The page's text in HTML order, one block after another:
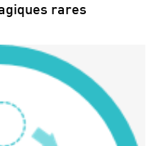
rares